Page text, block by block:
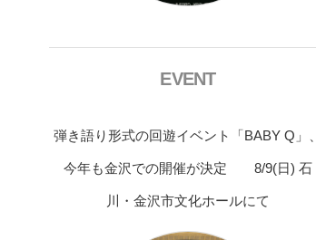
EVENT
弾き語り形式の回遊イベント「BABY Q」、
今年も金沢での開催が決定 8/9(日) 石
川・金沢市文化ホールにて